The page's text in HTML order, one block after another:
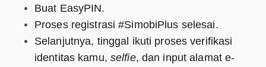
Buat EasyPIN.
Proses registrasi #SimobiPlus selesai.
Selanjutnya, tinggal ikuti proses verifikasi
identitas kamu, selfie, dan input alamat e-